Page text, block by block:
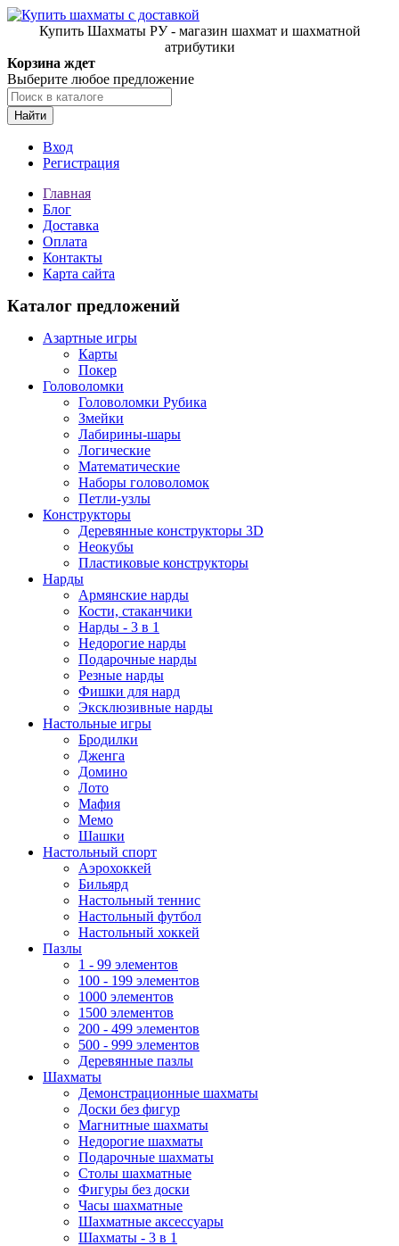
Купить Шахматы РУ - магазин шахмат и шахматной
атрибутики
Корзина ждет
Выберите любое предложение
Найти
Вход
Регистрация
Главная
Блог
Доставка
Оплата
Контакты
Карта сайта
Каталог предложений
Азартные игры
Карты
Покер
Головоломки
Головоломки Рубика
Змейки
Лабирины-шары
Логические
Математические
Наборы головоломок
Петли-узлы
Конструкторы
Деревянные конструкторы 3D
Неокубы
Пластиковые конструкторы
Нарды
Армянские нарды
Кости, стаканчики
Нарды - 3 в 1
Недорогие нарды
Подарочные нарды
Резные нарды
Фишки для нард
Эксклюзивные нарды
Настольные игры
Бродилки
Дженга
Домино
Лото
Мафия
Мемо
Шашки
Настольный спорт
Аэрохоккей
Бильярд
Настольный теннис
Настольный футбол
Настольный хоккей
Пазлы
1 - 99 элементов
100 - 199 элементов
1000 элементов
1500 элементов
200 - 499 элементов
500 - 999 элементов
Деревянные пазлы
Шахматы
Демонстрационные шахматы
Доски без фигур
Магнитные шахматы
Недорогие шахматы
Подарочные шахматы
Столы шахматные
Фигуры без доски
Часы шахматные
Шахматные аксессуары
Шахматы - 3 в 1